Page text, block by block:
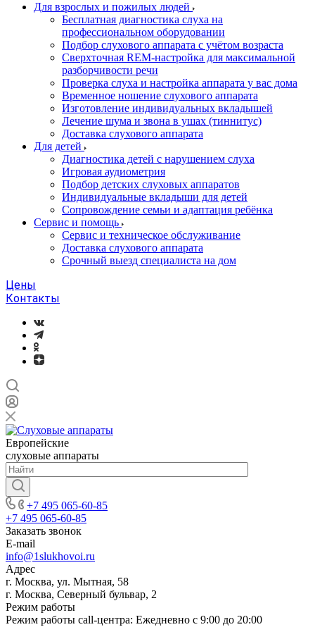
Для взрослых и пожилых людей
Бесплатная диагностика слуха на
профессиональном оборудовании
Подбор слухового аппарата с учётом возраста
Сверхточная REM-настройка для максимальной
разборчивости речи
Проверка слуха и настройка аппарата у вас дома
Временное ношение слухового аппарата
Изготовление индивидуальных вкладышей
Лечение шума и звона в ушах (тиннитус)
Доставка слухового аппарата
Для детей
Диагностика детей с нарушением слуха
Игровая аудиометрия
Подбор детских слуховых аппаратов
Индивидуальные вкладыши для детей
Сопровождение семьи и адаптация ребёнка
Сервис и помощь
Сервис и техническое обслуживание
Доставка слухового аппарата
Срочный выезд специалиста на дом
Цены
Контакты
Европейские
слуховые аппараты
+7 495 065-60-85
+7 495 065-60-85
Заказать звонок
E-mail
info@1slukhovoi.ru
Адрес
г. Москва, ул. Мытная, 58
г. Москва, Северный бульвар, 2
Режим работы
Режим работы call-центра: Ежедневно с 9:00 до 20:00